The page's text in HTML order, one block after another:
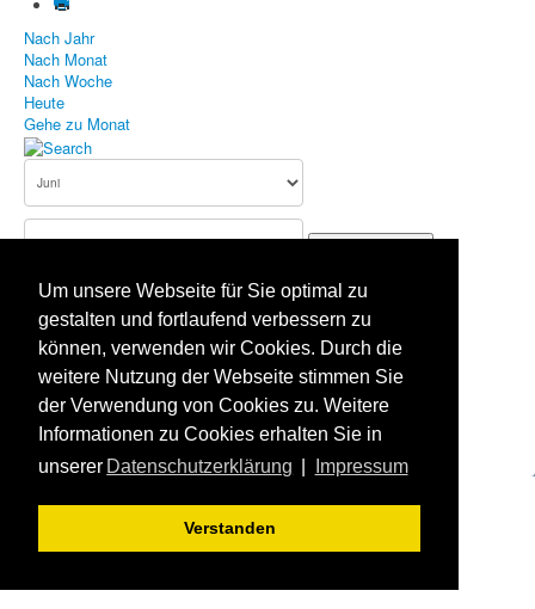
Um unsere Webseite für Sie optimal zu
gestalten und fortlaufend verbessern zu
können, verwenden wir Cookies. Durch die
weitere Nutzung der Webseite stimmen Sie
der Verwendung von Cookies zu. Weitere
Informationen zu Cookies erhalten Sie in
unserer Datenschutzerklärung Impressum
Verstanden
Jugendarbeit
Kontakte
Bildergallerie
Aufnahmeantrag
Terminkalender
Datenschutz
Haftungsausschluss
Nach Jahr
Nach Monat
Nach Woche
Heute
Gehe zu Monat
Vorheriger Tag
Sonntag, 14. Juni 2026
Folgetag
Es wurden keine Events gefunden
Aktuelle Seite: Startseite Terminkalender